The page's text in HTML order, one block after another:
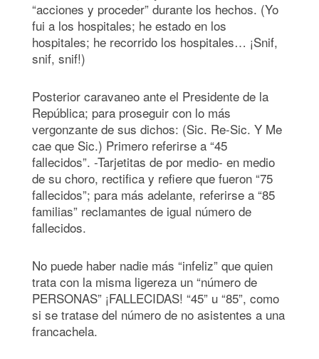
“acciones y proceder” durante los hechos. (Yo
fui a los hospitales; he estado en los
hospitales; he recorrido los hospitales… ¡Snif,
snif, snif!)
Posterior caravaneo ante el Presidente de la
República; para proseguir con lo más
vergonzante de sus dichos: (Sic. Re-Sic. Y Me
cae que Sic.) Primero referirse a “45
fallecidos”. -Tarjetitas de por medio- en medio
de su choro, rectifica y refiere que fueron “75
fallecidos”; para más adelante, referirse a “85
familias” reclamantes de igual número de
fallecidos.
No puede haber nadie más “infeliz” que quien
trata con la misma ligereza un “número de
PERSONAS” ¡FALLECIDAS! “45” u “85”, como
si se tratase del número de no asistentes a una
francachela.